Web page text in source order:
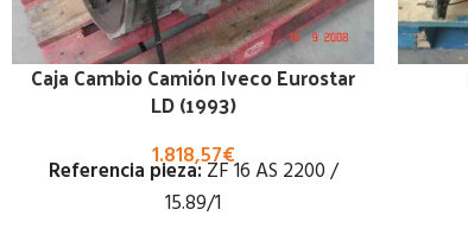
Caja Cambio Camión Iveco Eurostar
LD (1993)
1.818,57€
Referencia pieza:ZF 16 AS 2200 /
15.89/1